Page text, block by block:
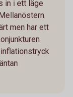
in i ett läge
men har ett